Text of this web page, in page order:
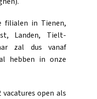
filialen in Tienen,
Landen, Tielt-
zal dus vanaf
hebben in onze
open als